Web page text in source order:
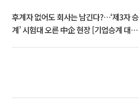
후계자 없어도 회사는 남긴다?…‘제3자 승
계’ 시험대 오른 中企 현장 [기업승계 대전